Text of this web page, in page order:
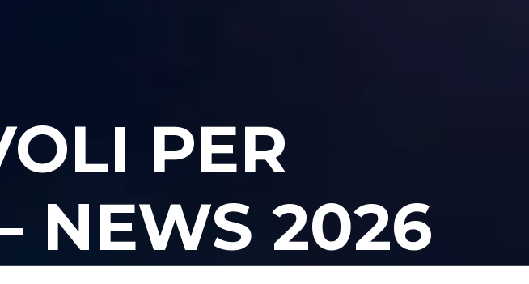
PER
NEWS 2026